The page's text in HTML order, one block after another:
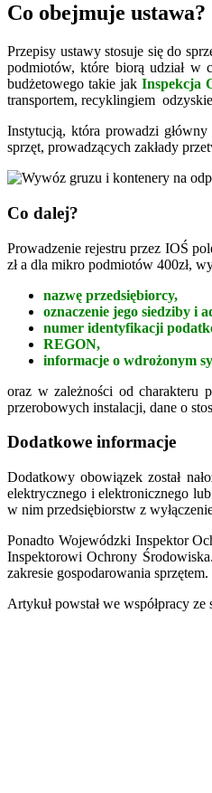
Co obejmuje ustawa?
Przepisy ustawy stosuje się do
podmiotów, które biorą udział w
budżetowego takie jak Inspekcja
transportem, recyklingiem
Instytucją, która prowadzi
sprzęt, prowadzących zakłady
Co dalej?
Prowadzenie rejestru przez IOŚ
zł a dla mikro podmiotów 400zł,
nazwę przedsiębiorcy,
oznaczenie jego siedziby i
numer identyfikacji
REGON,
informacje o wdrożonym
oraz w zależności od charakteru
przerobowych instalacji, dane o
Dodatkowe informacje
Dodatkowy obowiązek został
elektrycznego i elektronicznego
w nim przedsiębiorstw z
Ponadto Wojewódzki Inspektor
Inspektorowi Ochrony
zakresie gospodarowania sprzętem.
Artykuł powstał we współpracy